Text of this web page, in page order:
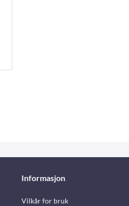
Informasjon
Vilkår for bruk